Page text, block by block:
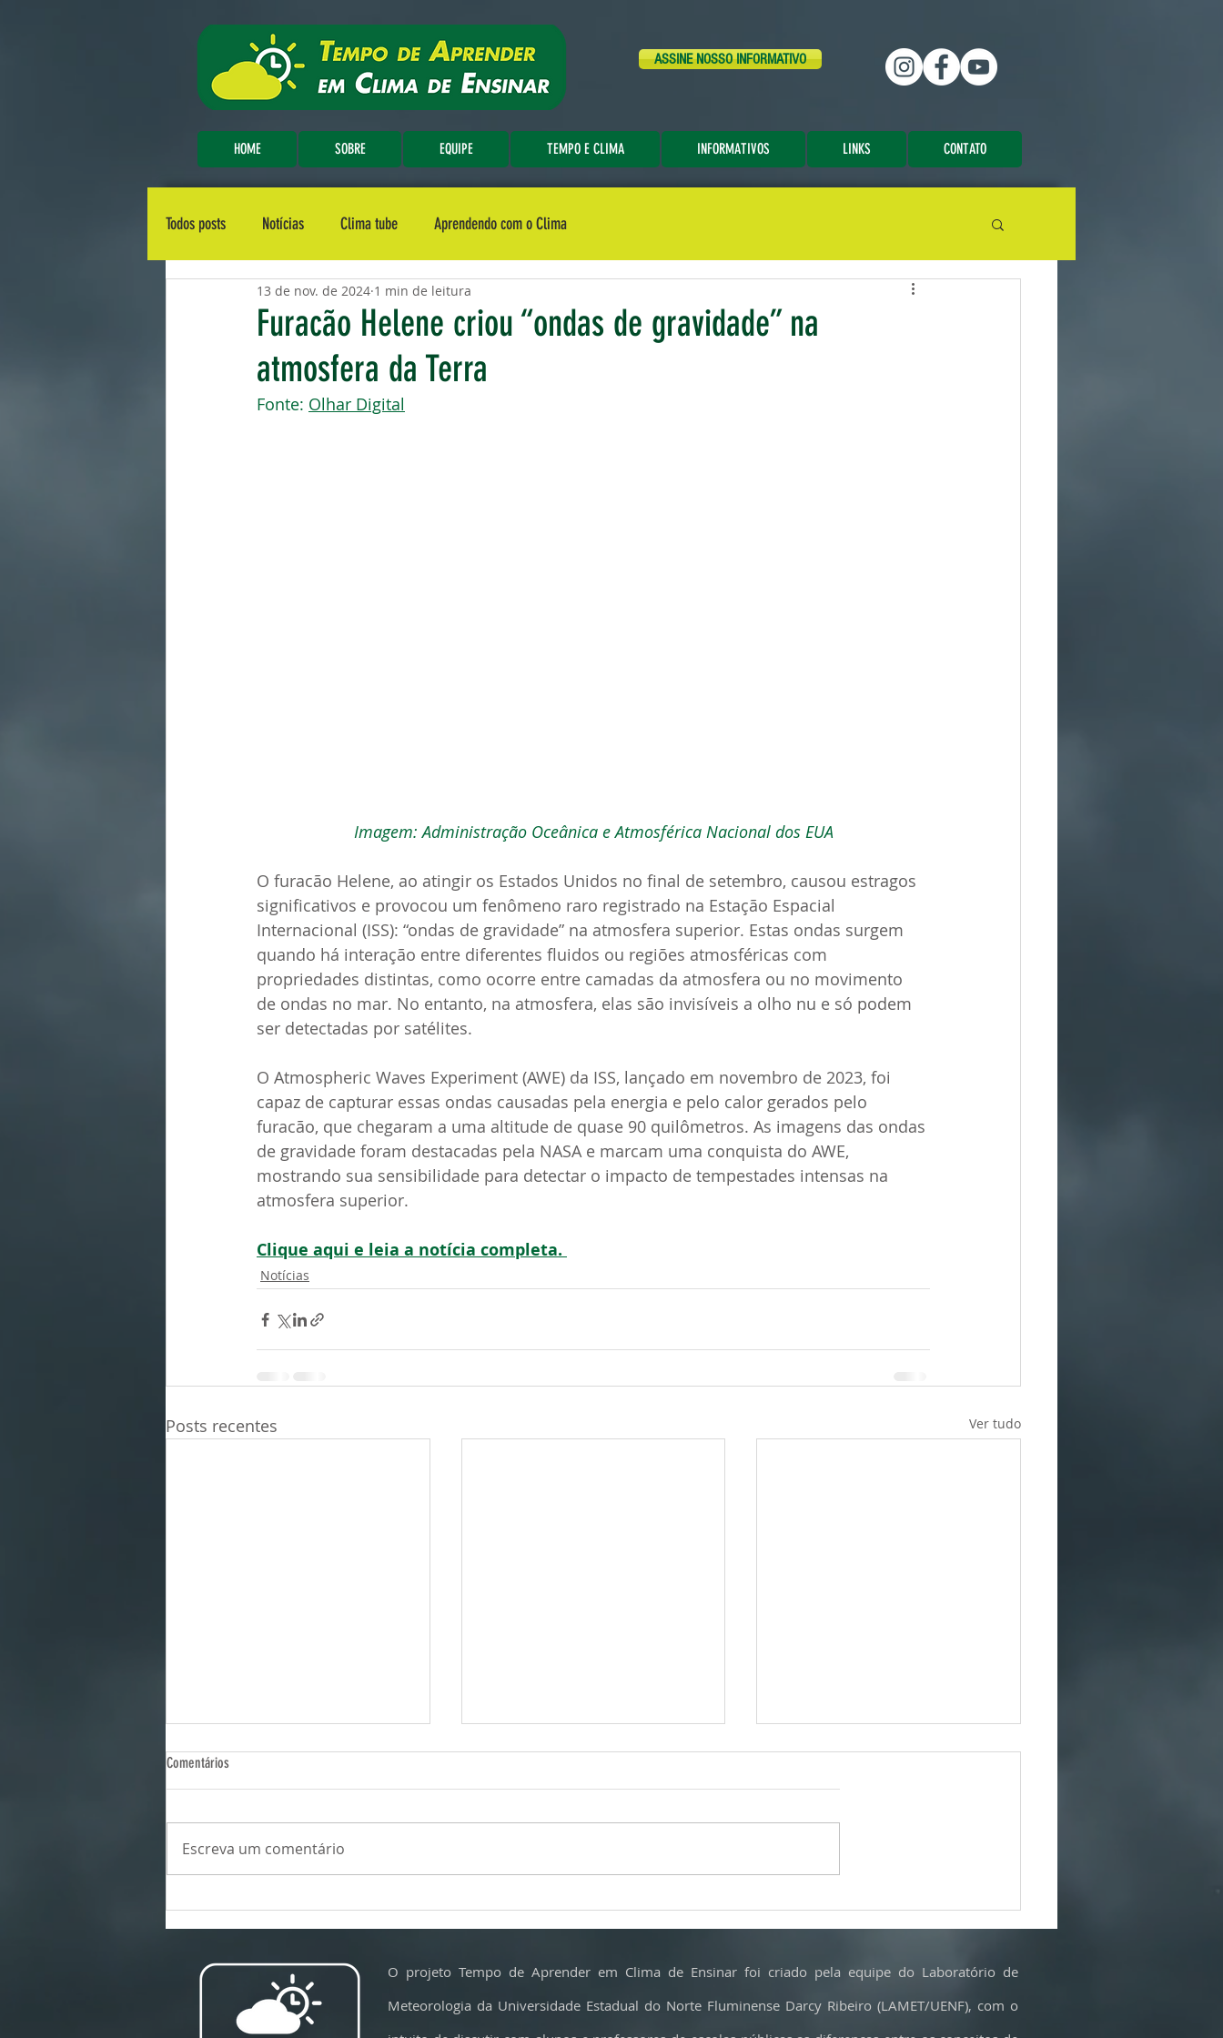
ASSINE NOSSO INFORMATIVO
HOME SOBRE EQUIPE TEMPO E CLIMA INFORMATIVOS LINKS CONTATO
Todos posts Notícias Clima tube Aprendendo com o Clima
Furacão Helene criou “ondas de gravidade” na
atmosfera da Terra
13 de nov. de 2024 1 min de leitura
Fonte: Olhar Digital
Imagem: Administração Oceânica e Atmosférica Nacional dos EUA
O furacão Helene, ao atingir os Estados Unidos no final de setembro, causou estragos
significativos e provocou um fenômeno raro registrado na Estação Espacial
Internacional (ISS): “ondas de gravidade” na atmosfera superior. Estas ondas surgem
quando há interação entre diferentes fluidos ou regiões atmosféricas com
propriedades distintas, como ocorre entre camadas da atmosfera ou no movimento
de ondas no mar. No entanto, na atmosfera, elas são invisíveis a olho nu e só podem
ser detectadas por satélites.
O Atmospheric Waves Experiment (AWE) da ISS, lançado em novembro de 2023, foi
capaz de capturar essas ondas causadas pela energia e pelo calor gerados pelo
furacão, que chegaram a uma altitude de quase 90 quilômetros. As imagens das ondas
de gravidade foram destacadas pela NASA e marcam uma conquista do AWE,
mostrando sua sensibilidade para detectar o impacto de tempestades intensas na
atmosfera superior.
Clique aqui e leia a notícia completa.
Notícias
Posts recentes Ver tudo
Comentários
Escreva um comentário
O projeto Tempo de Aprender em Clima de Ensinar foi criado pela equipe do Laboratório de
Meteorologia da Universidade Estadual do Norte Fluminense Darcy Ribeiro (LAMET/UENF), com o